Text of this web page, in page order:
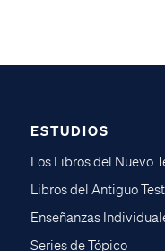
ESTUDIOS
Los Libros del Nuevo
Libros del Antiguo
Enseñanzas
Series de Tópico